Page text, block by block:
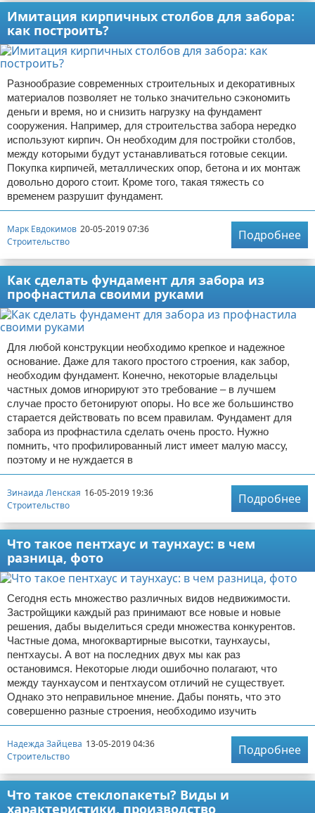
Имитация кирпичных столбов для забора:
как построить?
Разнообразие современных строительных и декоративных
материалов позволяет не только значительно сэкономить
деньги и время, но и снизить нагрузку на фундамент
сооружения. Например, для строительства забора нередко
используют кирпич. Он необходим для постройки столбов,
между которыми будут устанавливаться готовые секции.
Покупка кирпичей, металлических опор, бетона и их монтаж
довольно дорого стоит. Кроме того, такая тяжесть со
временем разрушит фундамент.
Марк Евдокимов 20-05-2019 07:36
Строительство
Подробнее
Как сделать фундамент для забора из
профнастила своими руками
Для любой конструкции необходимо крепкое и надежное
основание. Даже для такого простого строения, как забор,
необходим фундамент. Конечно, некоторые владельцы
частных домов игнорируют это требование – в лучшем
случае просто бетонируют опоры. Но все же большинство
старается действовать по всем правилам. Фундамент для
забора из профнастила сделать очень просто. Нужно
помнить, что профилированный лист имеет малую массу,
поэтому и не нуждается в
Зинаида Ленская 16-05-2019 19:36
Строительство
Подробнее
Что такое пентхаус и таунхаус: в чем
разница, фото
Сегодня есть множество различных видов недвижимости.
Застройщики каждый раз принимают все новые и новые
решения, дабы выделиться среди множества конкурентов.
Частные дома, многоквартирные высотки, таунхаусы,
пентхаусы. А вот на последних двух мы как раз
остановимся. Некоторые люди ошибочно полагают, что
между таунхаусом и пентхаусом отличий не существует.
Однако это неправильное мнение. Дабы понять, что это
совершенно разные строения, необходимо изучить
Надежда Зайцева 13-05-2019 04:36
Строительство
Подробнее
Что такое стеклопакеты? Виды и
характеристики, производство